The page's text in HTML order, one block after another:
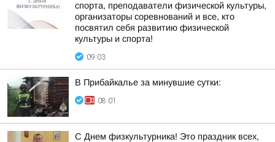
спорта, преподаватели физической культуры,
организаторы соревнований и все, кто
посвятил себя развитию физической
культуры и спорта!
09:03
В Прибайкалье за минувшие сутки:
08:01
С Днем физкультурника! Это праздник всех,